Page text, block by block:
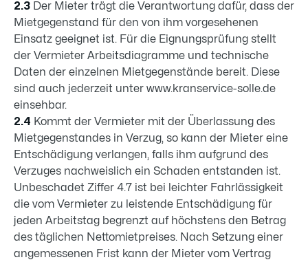
2.3 Der Mieter trägt die Verantwortung dafür, dass der
Mietgegenstand für den von ihm vorgesehenen
Einsatz geeignet ist. Für die Eignungsprüfung stellt
der Vermieter Arbeitsdiagramme und technische
Daten der einzelnen Mietgegenstände bereit. Diese
sind auch jederzeit unter www.kranservice-solle.de
einsehbar.
2.4 Kommt der Vermieter mit der Überlassung des
Mietgegenstandes in Verzug, so kann der Mieter eine
Entschädigung verlangen, falls ihm aufgrund des
Verzuges nachweislich ein Schaden entstanden ist.
Unbeschadet Ziffer 4.7 ist bei leichter Fahrlässigkeit
die vom Vermieter zu leistende Entschädigung für
jeden Arbeitstag begrenzt auf höchstens den Betrag
des täglichen Nettomietpreises. Nach Setzung einer
angemessenen Frist kann der Mieter vom Vertrag